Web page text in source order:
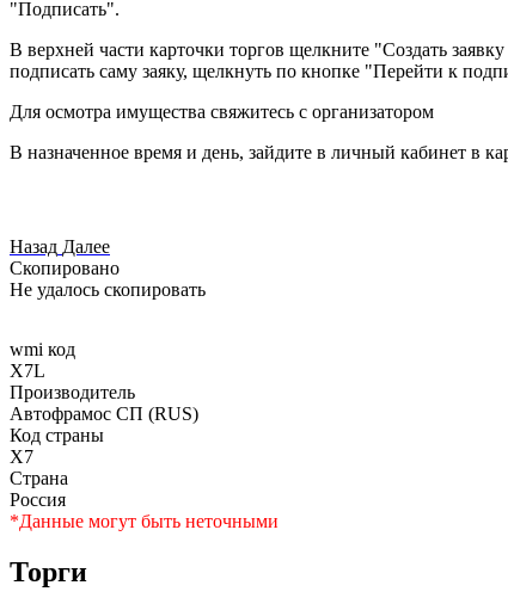
"Подписать".
В верхней части карточки торгов щелкните "Создать
подписать саму заяку, щелкнуть по кнопке "Перейти к
Для осмотра имущества свяжитесь с организатором
В назначенное время и день, зайдите в личный кабинет в
Назад Далее
Скопировано
Не удалось скопировать
wmi код
X7L
Производитель
Автофрамос СП (RUS)
Код страны
X7
Страна
Россия
*Данные могут быть неточными
Торги